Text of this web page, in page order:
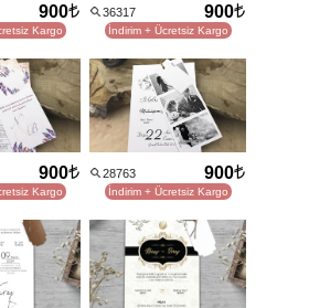
900
Kargo
36317 900
İndirim + Ücretsiz Kargo
900
Kargo
28763 900
İndirim + Ücretsiz Kargo